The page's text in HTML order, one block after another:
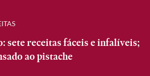
sete receitas fáceis e infalíveis;
ao pistache